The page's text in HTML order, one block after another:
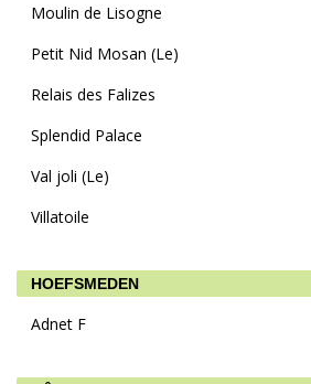
Moulin de Lisogne
Petit Nid Mosan (Le)
Relais des Falizes
Splendid Palace
Val joli (Le)
Villatoile
HOEFSMEDEN
Adnet F